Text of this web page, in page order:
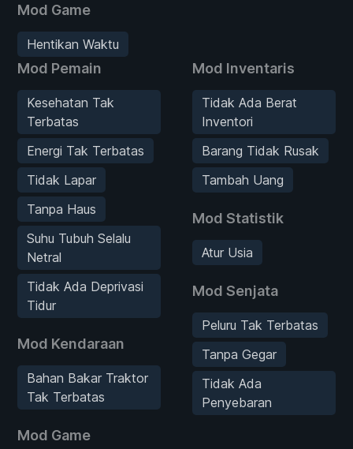
Mod Game
Hentikan Waktu
Mod Pemain
Kesehatan Tak
Terbatas
Energi Tak Terbatas
Tidak Lapar
Tanpa Haus
Suhu Tubuh Selalu
Netral
Tidak Ada Deprivasi
Tidur
Mod Kendaraan
Bahan Bakar Traktor
Tak Terbatas
Mod Game
Mod Inventaris
Tidak Ada Berat
Inventori
Barang Tidak Rusak
Tambah Uang
Mod Statistik
Atur Usia
Mod Senjata
Peluru Tak Terbatas
Tanpa Gegar
Tidak Ada
Penyebaran